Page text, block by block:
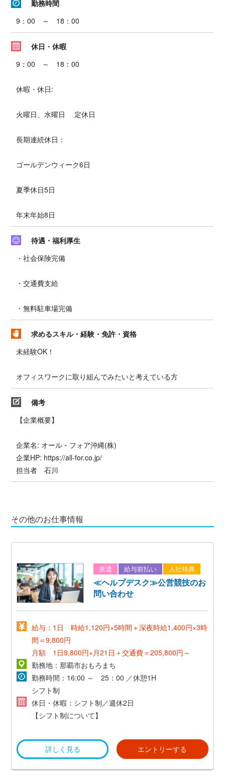
勤務時間
9：00 ～ 18：00
休日・休暇
9：00 ～ 18：00
休暇・休日:
火曜日、水曜日 定休日
長期連続休日：
ゴールデンウィーク6日
夏季休日5日
年末年始8日
待遇・福利厚生
・社会保険完備
・交通費支給
・無料駐車場完備
求めるスキル・経験・免許・資格
未経験OK！
オフィスワークに取り組んでみたいと考えている方
備考
【企業概要】
企業名: オール・フォア沖縄(株)
企業HP: https://all-for.co.jp/
担当者 石川
その他のお仕事情報
派遣 給与前払い 入社特典
≪ヘルプデスク≫公営競技のお
問い合わせ
給与：1日 時給1,120円×5時間＋深夜時給1,400円×3時
間＝9,800円
月額 1日9,800円×月21日＋交通費＝205,800円～
勤務地：那覇市おもろまち
勤務時間：16:00 ～ 25：00 ／休憩1H
シフト制
休日・休暇：シフト制／週休2日
【シフト制について】
＊希望休があるので、
詳しく見る エントリーする